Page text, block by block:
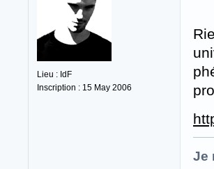
Lieu : IdF
Inscription : 15 May 2006
Je